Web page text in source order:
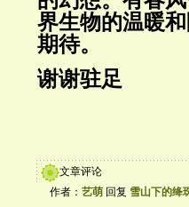
界生物的温暖
期待。
谢谢驻足
文章评论
作者： 艺萌 回复 雪山下的绛